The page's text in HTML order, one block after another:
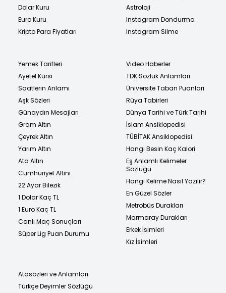
Dolar Kuru
Euro Kuru
Kripto Para Fiyatları
Astroloji
Instagram Dondurma
Instagram Silme
Yemek Tarifleri
Ayetel Kürsi
Saatlerin Anlamı
Aşk Sözleri
Günaydın Mesajları
Gram Altın
Çeyrek Altın
Yarım Altın
Ata Altın
Cumhuriyet Altını
22 Ayar Bilezik
1 Dolar Kaç TL
1 Euro Kaç TL
Canlı Maç Sonuçları
Süper Lig Puan Durumu
Video Haberler
TDK Sözlük Anlamları
Üniversite Taban Puanları
Rüya Tabirleri
Dünya Tarihi ve Türk Tarihi
İslam Ansiklopedisi
TÜBİTAK Ansiklopedisi
Hangi Besin Kaç Kalori
Eş Anlamlı Kelimeler
Sözlüğü
Hangi Kelime Nasıl Yazılır?
En Güzel Sözler
Metrobüs Durakları
Marmaray Durakları
Erkek İsimleri
Kız İsimleri
Atasözleri ve Anlamları
Türkçe Deyimler Sözlüğü